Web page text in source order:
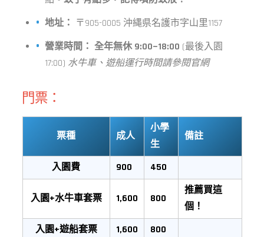
地址： 〒905-0005 沖縄県名護市字山里1157
營業時間： 全年無休 9:00~18:00 (最後入園
17:00) 水牛車、遊船運行時間請參閱官網
門票：
票種 成人
小學
生
備註
入園費 900 450
入園+水牛車套票 1,600 800
推薦買這
個！
入園+遊船套票
1,600
800